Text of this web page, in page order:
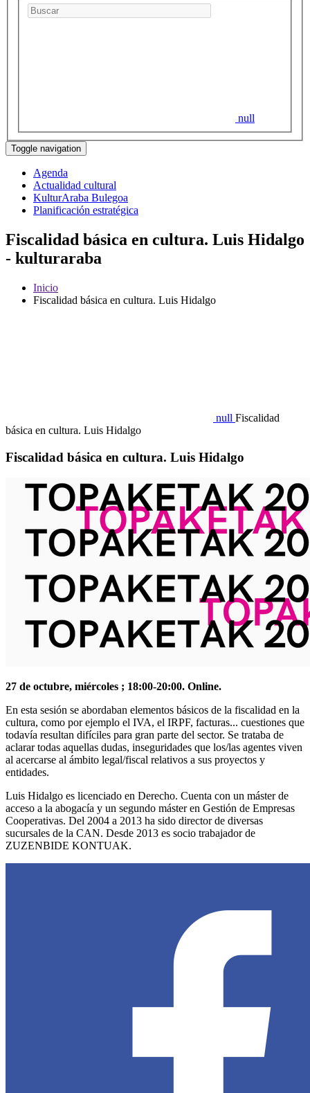
null
Toggle navigation
Agenda
Actualidad cultural
KulturAraba Bulegoa
Planificación estratégica
Fiscalidad básica en cultura. Luis Hidalgo
- kulturaraba
Inicio
Fiscalidad básica en cultura. Luis Hidalgo
null Fiscalidad
básica en cultura. Luis Hidalgo
Fiscalidad básica en cultura. Luis Hidalgo
27 de octubre, miércoles ; 18:00-20:00. Online.
En esta sesión se abordaban elementos básicos de la fiscalidad en la
cultura, como por ejemplo el IVA, el IRPF, facturas... cuestiones que
todavía resultan difíciles para gran parte del sector. Se trataba de
aclarar todas aquellas dudas, inseguridades que los/las agentes viven
al acercarse al ámbito legal/fiscal relativos a sus proyectos y
entidades.
Luis Hidalgo es licenciado en Derecho. Cuenta con un máster de
acceso a la abogacía y un segundo máster en Gestión de Empresas
Cooperativas. Del 2004 a 2013 ha sido director de diversas
sucursales de la CAN. Desde 2013 es socio trabajador de
ZUZENBIDE KONTUAK.